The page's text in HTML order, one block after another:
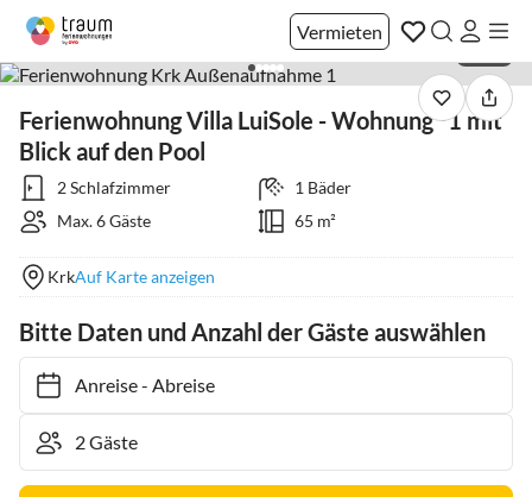
Vermieten
Ferienwohnung Villa LuiSole - Wohnung °1 mit
Blick auf den Pool
2 Schlafzimmer
1 Bäder
Max. 6 Gäste
65 m²
KrkAuf Karte anzeigen
Bitte Daten und Anzahl der Gäste auswählen
Anreise- Abreise